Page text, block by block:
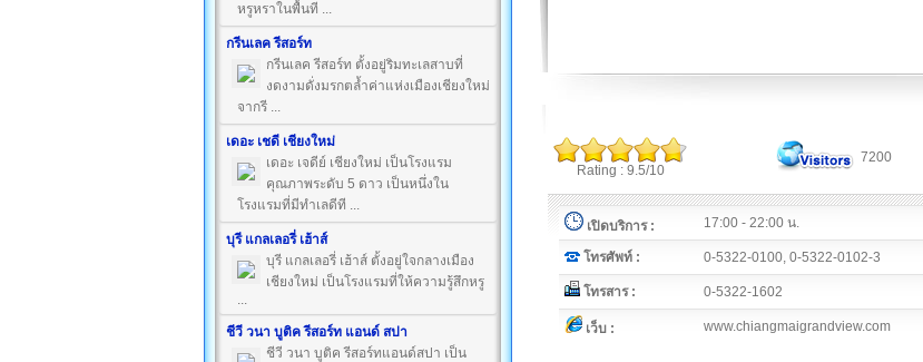
หรูหราในพื้นที ...
กรีนเลค รีสอร์ท
กรีนเลค รีสอร์ท ตั้งอยู่ริมทะเลสาบที่
งดงามดั่งมรกตล้ำค่าแห่งเมืองเชียงใหม่
จากรี ...
เดอะ เชดี เชียงใหม่
เดอะ เจดีย์ เชียงใหม่ เป็นโรงแรม
คุณภาพระดับ 5 ดาว เป็นหนึ่งใน
โรงแรมที่มีทำเลดีที ...
บุรี แกลเลอรี่ เฮ้าส์
บุรี แกลเลอรี่ เฮ้าส์ ตั้งอยู่ใจกลางเมือง
เชียงใหม่ เป็นโรงแรมที่ให้ความรู้สึกหรู
...
ชีวี วนา บูติค รีสอร์ท แอนด์ สปา
ชีวี วนา บูติค รีสอร์ทแอนด์สปา เป็น
Rating : 9.5/10
7200
เปิดบริการ : 17:00 - 22:00 น.
โทรศัพท์ : 0-5322-0100, 0-5322-0102-3
โทรสาร : 0-5322-1602
เว็บ : www.chiangmaigrandview.com